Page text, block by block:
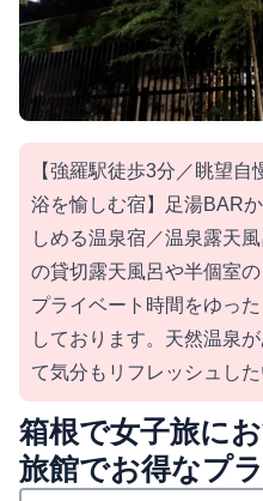
【強羅駅徒歩3分／眺望
浴を愉しむ宿】足湯BAR
しめる温泉宿／温泉露天
の貸切露天風呂や半個室
プライベート時間をゆっ
しております。天然温泉
て気分もリフレッシュした
箱根で女子旅に
旅館でお得なプ